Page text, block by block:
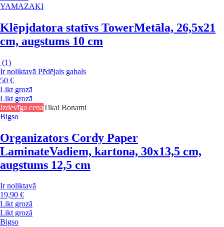
YAMAZAKI
Klēpjdatora statīvs TowerMetāla, 26,5x21
cm, augstums 10 cm
(1)
Ir noliktavā Pēdējais gabals
50 €
Likt grozā
Likt grozā
Izdevīga cenaTikai Bonami
Bigso
Organizators Cordy Paper
LaminateVadiem, kartona, 30x13,5 cm,
augstums 12,5 cm
Ir noliktavā
19,90 €
Likt grozā
Likt grozā
Bigso